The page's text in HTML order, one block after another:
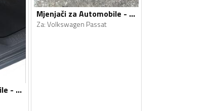
Mjenjači za Automobile - Renault - Megane - 2011, 2013
Mjenjači za Automobile - Volkswagen - Passat - 2014, 2015
Za:Volkswagen Passat